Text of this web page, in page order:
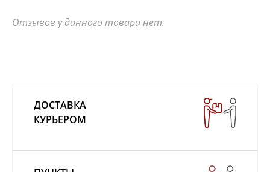
Отзывов у данного товара нет.
ДОСТАВКА
КУРЬЕРОМ